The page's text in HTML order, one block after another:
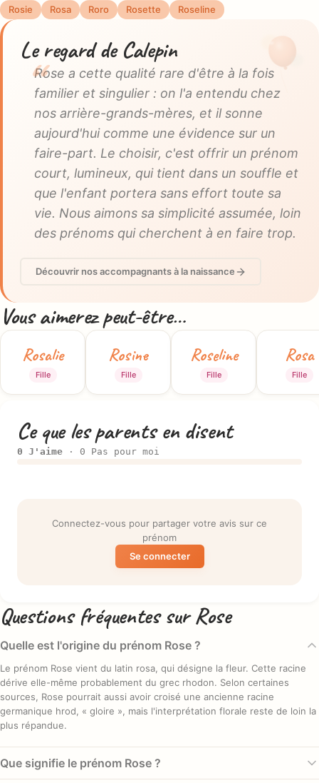
Rosie
Rosa Roro Rosette Roseline
Le regard de Calepin
Rose a cette qualité rare d'être à la fois
familier et singulier : on l'a entendu chez
nos arrière-grands-mères, et il sonne
aujourd'hui comme une évidence sur un
faire-part. Le choisir, c'est offrir un prénom
court, lumineux, qui tient dans un souffle et
que l'enfant portera sans effort toute sa
vie. Nous aimons sa simplicité assumée, loin
des prénoms qui cherchent à en faire trop.
Découvrir nos accompagnants à la naissance
Vous aimerez peut-être…
Rosalie
Fille
Rosine
Fille
Roseline
Fille
Rosa
Fille
Ce que les parents en disent
0 J'aime · 0 Pas pour moi
Connectez-vous pour partager votre avis sur ce
prénom
Se connecter
Questions fréquentes sur Rose
Quelle est l'origine du prénom Rose ?
Le prénom Rose vient du latin rosa, qui désigne la fleur. Cette racine
dérive elle-même probablement du grec rhodon. Selon certaines
sources, Rose pourrait aussi avoir croisé une ancienne racine
germanique hrod, « gloire », mais l'interprétation florale reste de loin la
plus répandue.
Que signifie le prénom Rose ?